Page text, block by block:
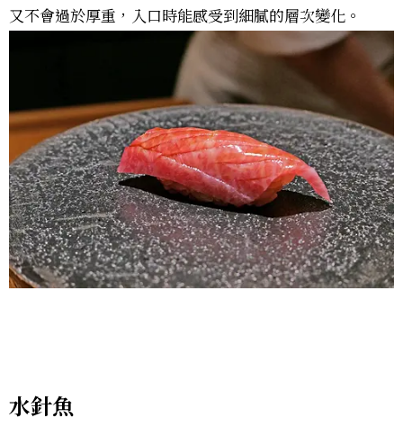
又不會過於厚重，入口時能感受到細膩的層次變化。
水針魚